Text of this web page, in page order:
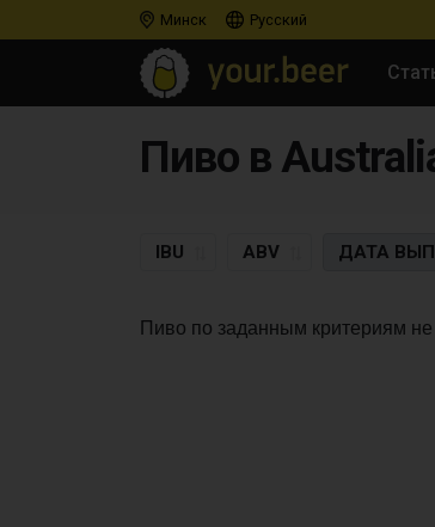
Минск Русский
Пиво в
IBU ABV ДАТА
Пиво по заданным критериям